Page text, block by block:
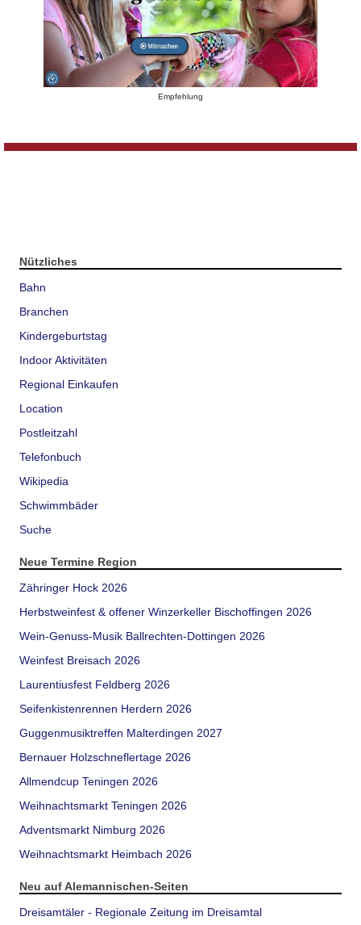
Empfehlung
Nützliches
Bahn
Branchen
Kindergeburtstag
Indoor Aktivitäten
Regional Einkaufen
Location
Postleitzahl
Telefonbuch
Wikipedia
Schwimmbäder
Suche
Neue Termine Region
Zähringer Hock 2026
Herbstweinfest & offener Winzerkeller Bischoffingen 2026
Wein-Genuss-Musik Ballrechten-Dottingen 2026
Weinfest Breisach 2026
Laurentiusfest Feldberg 2026
Seifenkistenrennen Herdern 2026
Guggenmusiktreffen Malterdingen 2027
Bernauer Holzschneflertage 2026
Allmendcup Teningen 2026
Weihnachtsmarkt Teningen 2026
Adventsmarkt Nimburg 2026
Weihnachtsmarkt Heimbach 2026
Neu auf Alemannischen-Seiten
Dreisamtäler - Regionale Zeitung im Dreisamtal